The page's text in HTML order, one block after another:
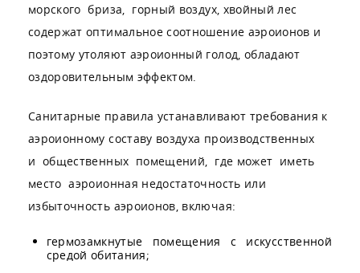
морского бриза, горный воздух, хвойный лес
содержат оптимальное соотношение аэроионов и
поэтому утоляют аэроионный голод, обладают
оздоровительным эффектом.
Санитарные правила устанавливают требования к
аэроионному составу воздуха производственных
и общественных помещений, где может иметь
место аэроионная недостаточность или
избыточность аэроионов, включая:
гермозамкнутые помещения с искусственной
средой обитания;